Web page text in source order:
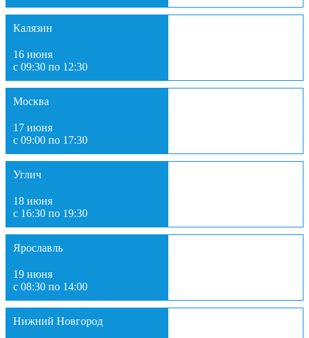
Калязин
16 июня
с 09:30 по 12:30
Москва
17 июня
с 09:00 по 17:30
Углич
18 июня
с 16:30 по 19:30
Ярославль
19 июня
с 08:30 по 14:00
Нижний Новгород